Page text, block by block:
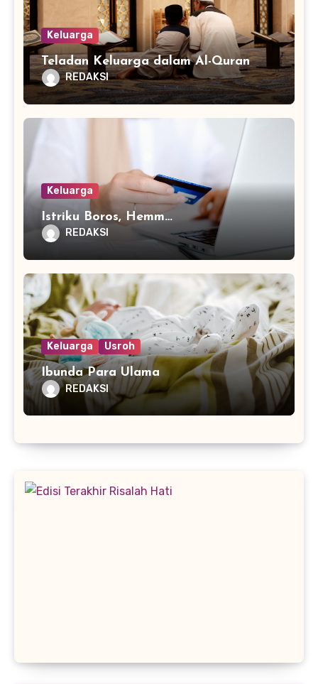
Keluarga
Teladan Keluarga dalam Al-Quran
REDAKSI
Keluarga
Istriku Boros, Hemm…
REDAKSI
Keluarga Usroh
Ibunda Para Ulama
REDAKSI